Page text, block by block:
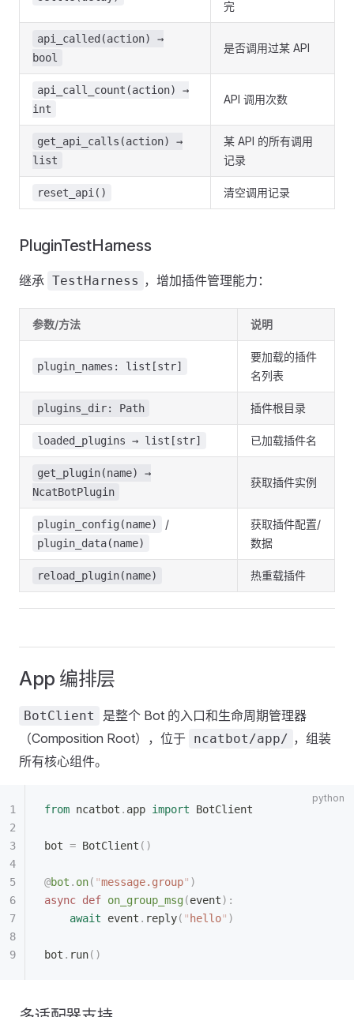
完
api_called(action) →
bool
是否调用过某 API
api_call_count(action) →
int
API 调用次数
get_api_calls(action) →
list
某 API 的所有调用
记录
reset_api() 清空调用记录
PluginTestHarness
继承 TestHarness ，增加插件管理能力：
参数/方法 说明
plugin_names: list[str]
要加载的插件
名列表
plugins_dir: Path 插件根目录
loaded_plugins → list[str] 已加载插件名
get_plugin(name) →
NcatBotPlugin
获取插件实例
plugin_config(name) /
plugin_data(name)
获取插件配置/
数据
reload_plugin(name) 热重载插件
App 编排层
BotClient
是整个 Bot 的入口和生命周期管理器
（Composition Root），位于 ncatbot/app/ ，组装
所有核心组件。
from ncatbot . app import BotClient
bot = BotClient ()
@bot . on( "message.group" )
async def on_group_msg(event):
    await
event . reply( " hello" )
bot . run()